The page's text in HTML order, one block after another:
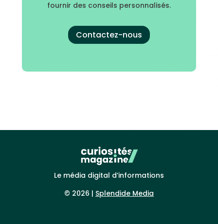
fournir des conseils personnalisés.
Contactez-nous
Le média digital d’informations
© 2026 | Splendide Media